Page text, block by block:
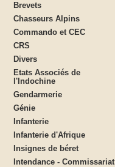
Brevets
Chasseurs Alpins
Commando et CEC
CRS
Divers
Etats Associés de
l'Indochine
Gendarmerie
Génie
Infanterie
Infanterie d'Afrique
Insignes de béret
Intendance - Commissariat